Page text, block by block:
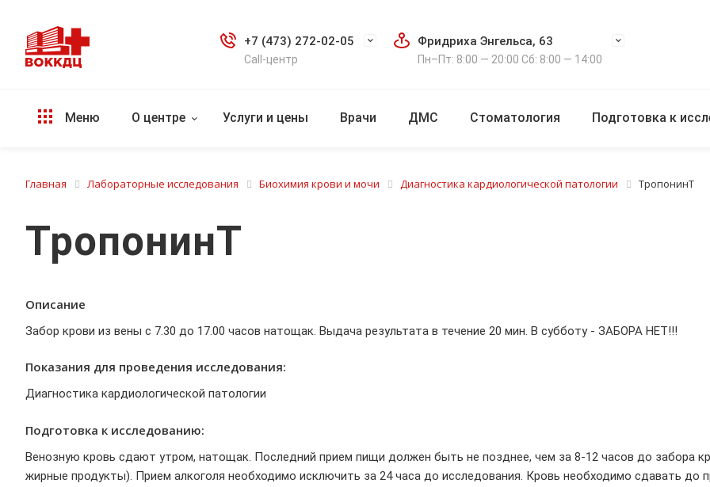
+7 (473) 272-02-05
Call-центр
Фридриха Энгельса, 63
Пн–Пт: 8:00 — 20:00 Сб: 8:00 — 14:00
Меню О центре Услуги и цены Врачи ДМС Стоматология Подготовка к
Главная Лабораторные исследования Биохимия крови и мочи Диагностика кардиологической патологии ТропонинТ
ТропонинТ
Описание
Забор крови из вены с 7.30 до 17.00 часов натощак. Выдача результата в течение 20 мин. В субботу - ЗАБОРА НЕТ!!!
Показания для проведения исследования:
Диагностика кардиологической патологии
Подготовка к исследованию:
Венозную кровь сдают утром, натощак. Последний прием пищи должен быть не позднее, чем за 8-12 часов до забора
жирные продукты). Прием алкоголя необходимо исключить за 24 часа до исследования. Кровь необходимо сдавать до